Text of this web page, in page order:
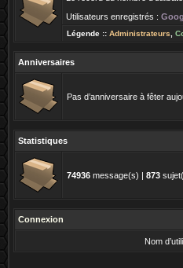
Utilisateurs enregistrés :
Légende :: Administrateurs
Anniversaires
Pas d’anniversaire à fêter
Statistiques
74936 message(s) | 873
Connexion
Nom